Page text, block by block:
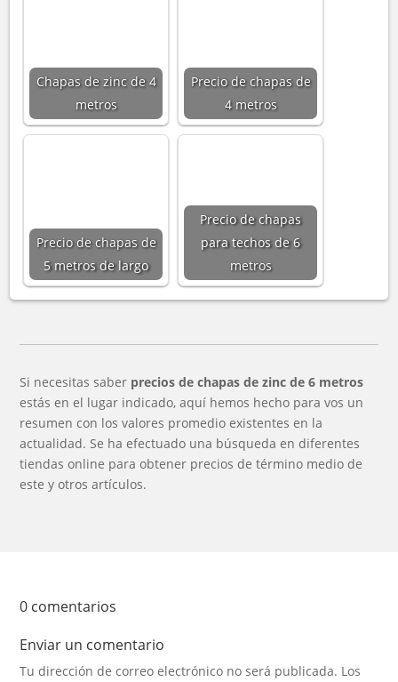
Chapas de zinc de 4
metros
Precio de chapas de
4 metros
Precio de chapas de
5 metros de largo
Precio de chapas
para techos de 6
metros
Si necesitas saber precios de chapas de zinc de 6 metros
estás en el lugar indicado, aquí hemos hecho para vos un
resumen con los valores promedio existentes en la
actualidad. Se ha efectuado una búsqueda en diferentes
tiendas online para obtener precios de término medio de
este y otros artículos.
0 comentarios
Enviar un comentario
Tu dirección de correo electrónico no será publicada. Los